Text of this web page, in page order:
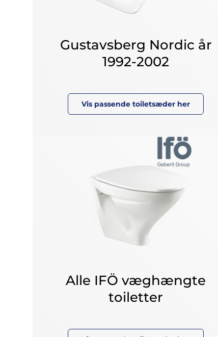
Gustavsberg Nordic år
1992-2002
Vis passende toiletsæder her
Alle IFÖ væghængte
toiletter